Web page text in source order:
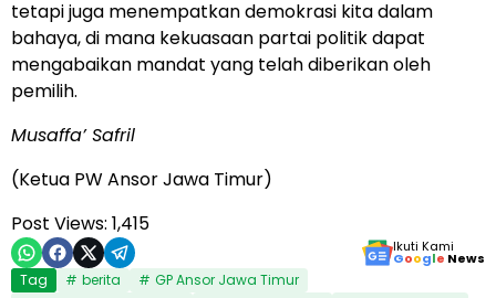
tetapi juga menempatkan demokrasi kita dalam
bahaya, di mana kekuasaan partai politik dapat
mengabaikan mandat yang telah diberikan oleh
pemilih.
Musaffa’ Safril
(Ketua PW Ansor Jawa Timur)
Post Views: 1,415
Ikuti Kami
Google News
Tag berita
GP Ansor Jawa Timur